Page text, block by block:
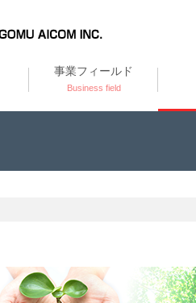
事業フィールド
Business field